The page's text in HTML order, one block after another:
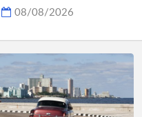
08/08/2026